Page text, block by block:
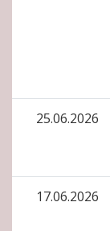
25.06.2026
17.06.2026